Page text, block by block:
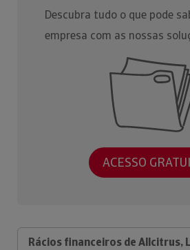
Descubra tudo o que pode
empresa com as nossas
ACESSO
Rácios financeiros de Allcitrus,